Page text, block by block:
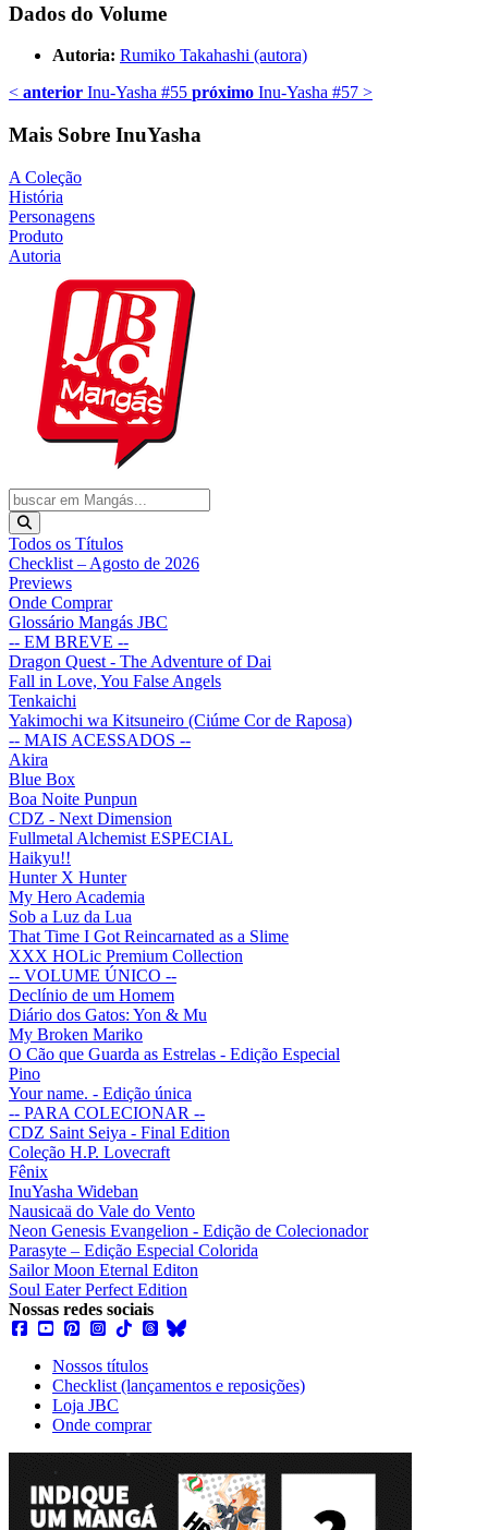
Dados do Volume
Autoria: Rumiko Takahashi (autora)
< anterior Inu-Yasha #55 próximo Inu-Yasha #57 >
Mais Sobre InuYasha
A Coleção
História
Personagens
Produto
Autoria
Todos os Títulos
Checklist – Agosto de 2026
Previews
Onde Comprar
Glossário Mangás JBC
-- EM BREVE --
Dragon Quest - The Adventure of Dai
Fall in Love, You False Angels
Tenkaichi
Yakimochi wa Kitsuneiro (Ciúme Cor de Raposa)
-- MAIS ACESSADOS --
Akira
Blue Box
Boa Noite Punpun
CDZ - Next Dimension
Fullmetal Alchemist ESPECIAL
Haikyu!!
Hunter X Hunter
My Hero Academia
Sob a Luz da Lua
That Time I Got Reincarnated as a Slime
XXX HOLic Premium Collection
-- VOLUME ÚNICO --
Declínio de um Homem
Diário dos Gatos: Yon & Mu
My Broken Mariko
O Cão que Guarda as Estrelas - Edição Especial
Pino
Your name. - Edição única
-- PARA COLECIONAR --
CDZ Saint Seiya - Final Edition
Coleção H.P. Lovecraft
Fênix
InuYasha Wideban
Nausicaä do Vale do Vento
Neon Genesis Evangelion - Edição de Colecionador
Parasyte – Edição Especial Colorida
Sailor Moon Eternal Editon
Soul Eater Perfect Edition
Nossas redes sociais
Nossos títulos
Checklist (lançamentos e reposições)
Loja JBC
Onde comprar